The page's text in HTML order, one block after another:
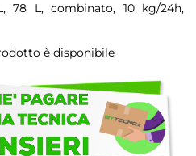
78 L, combinato, 10 kg/24h,
è disponibile